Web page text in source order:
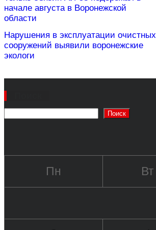
начале августа в Воронежской
области
Нарушения в эксплуатации очистных
сооружений выявили воронежские
экологи
Поиск
Пн Вт